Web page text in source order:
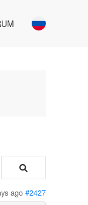
ago #2427